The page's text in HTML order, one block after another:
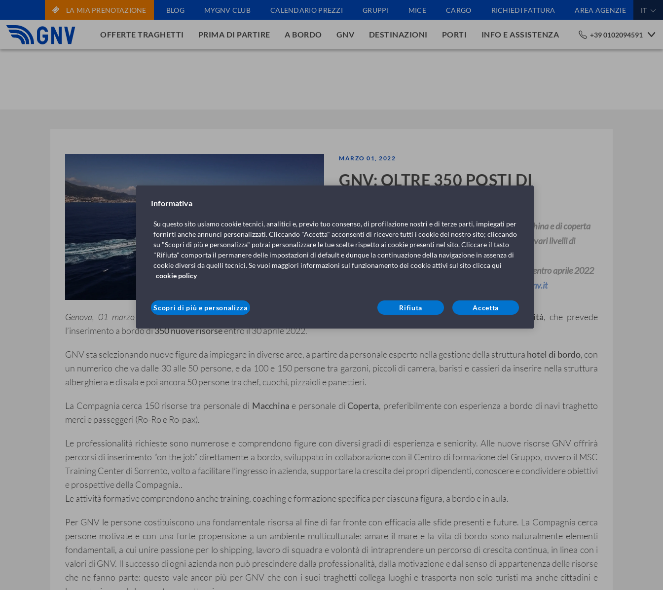
LA MIA PRENOTAZIONE BLOG MYGNV CLUB CALENDARIO PREZZI GRUPPI MICE CARGO RICHIEDI FATTURA AREA AGENZIE IT
OFFERTE TRAGHETTI PRIMA DI PARTIRE A BORDO GNV DESTINAZIONI PORTI INFO E ASSISTENZA +39 0102094591
MARZO 01, 2022
GNV: OLTRE 350 POSTI DI
Management alberghiero, cuochi, personale di macchina e di coperta
tra gli oltre 30 profili al centro della ricerca di risorse con vari livelli di
esperienza
La Compagnia prevede di inserire il nuovo personale entro aprile 2022
crew@gnv.it
Genova, 01 marzo 2022–GNVavvia un importante piano nazionale di assunzioniperoltre 30 diverse professionalità, che prevede
l’inserimento a bordo di350 nuove risorseentro il 30 aprile 2022.
GNV sta selezionando nuove figure da impiegare in diverse aree, a partire da personale esperto nella gestione della struttura hotel di bordo, con
un numerico che va dalle 30 alle 50 persone, e da 100 e 150 persone tra garzoni, piccoli di camera, baristi e cassieri da inserire nella struttura
alberghiera e di sala e poi ancora 50 persone tra chef, cuochi, pizzaioli e panettieri.
La Compagnia cerca 150 risorse tra personale di Macchina e personale di Coperta, preferibilmente con esperienza a bordo di navi traghetto
merci e passeggeri (Ro-Ro e Ro-pax).
Le professionalità richieste sono numerose e comprendono figure con diversi gradi di esperienza e seniority. Alle nuove risorse GNV offrirà
percorsi di inserimento “on the job” direttamente a bordo, sviluppato in collaborazione con il Centro di formazione del Gruppo, ovvero il MSC
Training Center di Sorrento, volto a facilitare l’ingresso in azienda, supportare la crescita dei propri dipendenti, conoscere e condividere obiettivi
e prospettive della Compagnia..
Le attività formative comprendono anche training, coaching e formazione specifica per ciascuna figura, a bordo e in aula.
Per GNV le persone costituiscono una fondamentale risorsa al fine di far fronte con efficacia alle sfide presenti e future. La Compagnia cerca
persone motivate e con una forte propensione a un ambiente multiculturale: amare il mare e la vita di bordo sono naturalmente elementi
fondamentali, a cui unire passione per lo shipping, lavoro di squadra e volontà di intraprendere un percorso di crescita continua, in linea con i
valori di GNV. Il successo di ogni azienda non può prescindere dalla professionalità, dalla motivazione e dal senso di appartenenza delle risorse
che ne fanno parte: questo vale ancor più per GNV che con i suoi traghetti collega luoghi e trasporta non solo turisti ma anche cittadini e
Informativa
Su questo sito usiamo cookie tecnici, analitici e, previo tuo consenso, di profilazione nostri e di terze parti, impiegati per
fornirti anche annunci personalizzati. Cliccando "Accetta" acconsenti di ricevere tutti i cookie del nostro sito; cliccando
su "Scopri di più e personalizza" potrai personalizzare le tue scelte rispetto ai cookie presenti nel sito. Cliccare il tasto
"Rifiuta" comporta il permanere delle impostazioni di default e dunque la continuazione della navigazione in assenza di
cookie diversi da quelli tecnici. Se vuoi maggiori informazioni sul funzionamento dei cookie attivi sul sito clicca qui
cookie policy
Scopri di più e personalizza Rifiuta Accetta